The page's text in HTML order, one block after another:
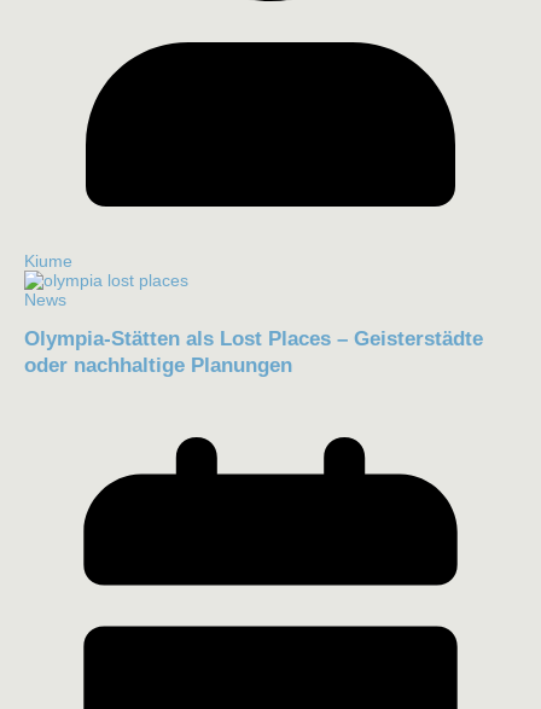
Kiume
News
Olympia-Stätten als Lost Places – Geisterstädte
oder nachhaltige Planungen